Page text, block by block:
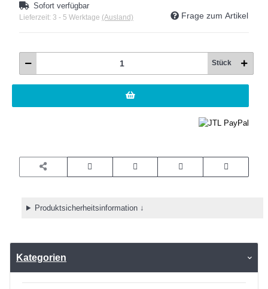
Sofort verfügbar
Lieferzeit: 3 - 5 Werktage (Ausland) Frage zum Artikel
Stück
Produktsicherheitsinformation ↓
Kategorien